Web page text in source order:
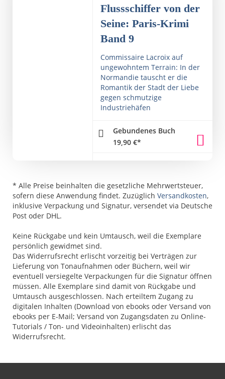
Flussschiffer von der
Seine: Paris-Krimi
Band 9
Commissaire Lacroix auf
ungewohntem Terrain: In der
Normandie tauscht er die
Romantik der Stadt der Liebe
gegen schmutzige
Industriehäfen
Gebundenes Buch
19,90 €*
* Alle Preise beinhalten die gesetzliche Mehrwertsteuer,
sofern diese Anwendung findet. Zuzüglich Versandkosten,
inklusive Verpackung und Signatur, versendet via Deutsche
Post oder DHL.
Keine Rückgabe und kein Umtausch, weil die Exemplare
persönlich gewidmet sind.
Das Widerrufsrecht erlischt vorzeitig bei Verträgen zur
Lieferung von Tonaufnahmen oder Büchern, weil wir
eventuell versiegelte Verpackungen für die Signatur öffnen
müssen. Alle Exemplare sind damit von Rückgabe und
Umtausch ausgeschlossen. Nach erteiltem Zugang zu
digitalen Inhalten (Download von ebooks oder Versand von
ebooks per E-Mail; Versand von Zugangsdaten zu Online-
Tutorials / Ton- und Videoinhalten) erlischt das
Widerrufsrecht.